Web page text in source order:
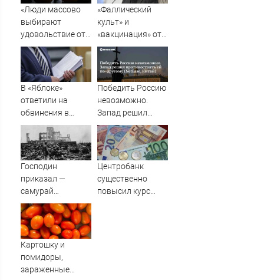
Воронеже
«Люди массово
выбирают
удовольствие от
пропускания чего-
либо»
«Фаллический
культ» и
«вакцинация» от
Грефа для
«дорогих
россиян»
В «Яблоке»
ответили на
обвинения в
иностранном
финансировании
Победить Россию
невозможно.
Запад решил
противостоять ей
по-другому
(NetEase, Китай)
Господин
приказал —
самурай
исполнил: почему
японцы забыли,
кто сжег
Хиросиму
Центробанк
существенно
повысил курс
Картошку и
помидоры,
зараженные